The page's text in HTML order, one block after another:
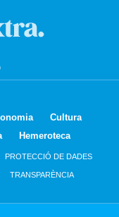
Cultura
Hemeroteca
PROTECCIÓ DE DADES
TRANSPARÈNCIA